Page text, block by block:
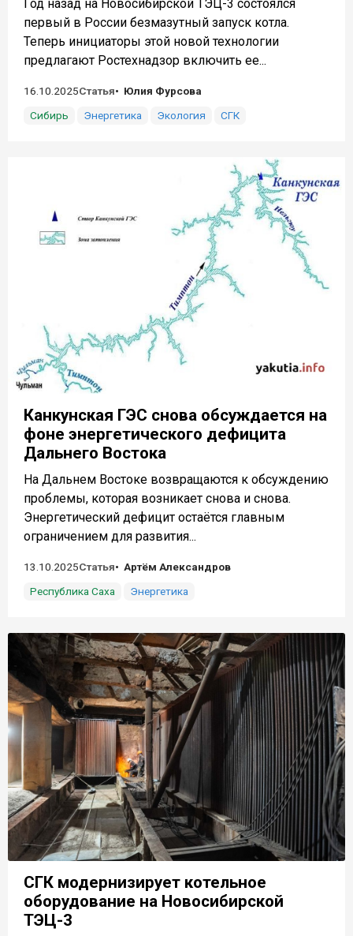
Год назад на Новосибирской ТЭЦ-3 состоялся
первый в России безмазутный запуск котла.
Теперь инициаторы этой новой технологии
предлагают Ростехнадзор включить ее...
16.10.2025Статья
Юлия Фурсова
Сибирь
Энергетика Экология СГК
Канкунская ГЭС снова обсуждается на
фоне энергетического дефицита
Дальнего Востока
На Дальнем Востоке возвращаются к обсуждению
проблемы, которая возникает снова и снова.
Энергетический дефицит остаётся главным
ограничением для развития...
13.10.2025Статья
Артём Александров
Республика Саха
Энергетика
СГК модернизирует котельное
оборудование на Новосибирской
ТЭЦ-3